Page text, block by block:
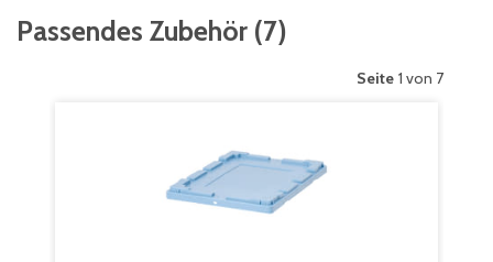
Passendes Zubehör (7)
Seite 1 von 7